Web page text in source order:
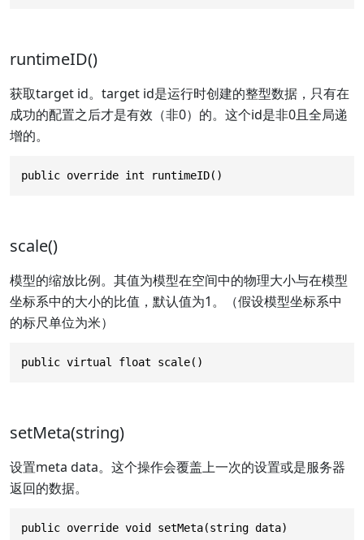
runtimeID()
获取target id。target id是运行时创建的整型数据，只有在
成功的配置之后才是有效（非0）的。这个id是非0且全局递
增的。
public override int runtimeID()
scale()
模型的缩放比例。其值为模型在空间中的物理大小与在模型
坐标系中的大小的比值，默认值为1。（假设模型坐标系中
的标尺单位为米）
public virtual float scale()
setMeta(string)
设置meta data。这个操作会覆盖上一次的设置或是服务器
返回的数据。
public override void setMeta(string data)